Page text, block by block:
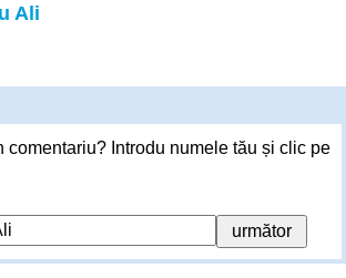
Ali
comentariu? Introdu numele tău și clic pe